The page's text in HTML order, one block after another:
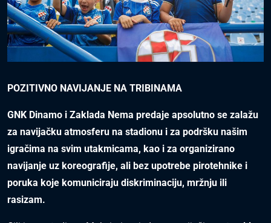
POZITIVNO NAVIJANJE NA TRIBINAMA
GNK Dinamo i Zaklada Nema predaje apsolutno se zalažu
za navijačku atmosferu na stadionu i za podršku našim
igračima na svim utakmicama, kao i za organizirano
navijanje uz koreografije, ali bez upotrebe pirotehnike i
poruka koje komuniciraju diskriminaciju, mržnju ili
rasizam.